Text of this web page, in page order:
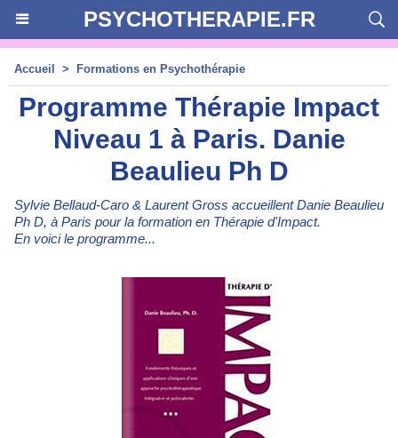
PSYCHOTHERAPIE.FR
Accueil > Formations en Psychothérapie
Programme Thérapie Impact
Niveau 1 à Paris. Danie
Beaulieu Ph D
Sylvie Bellaud-Caro & Laurent Gross accueillent Danie Beaulieu
Ph D, à Paris pour la formation en Thérapie d'Impact.
En voici le programme...